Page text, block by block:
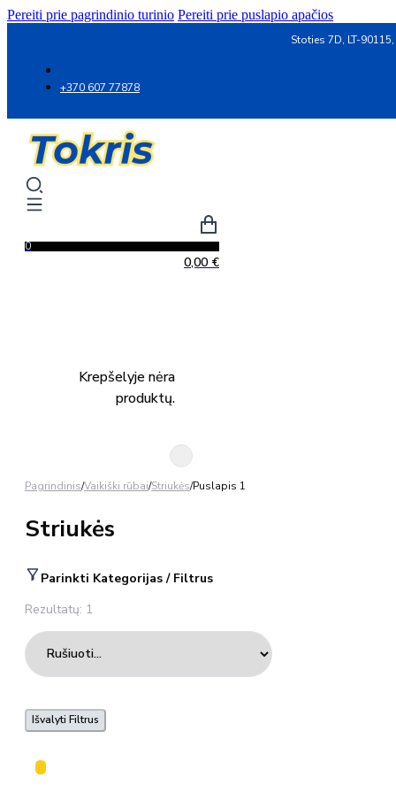
Pereiti prie pagrindinio turinio Pereiti prie puslapio apačios
Stoties 7D, LT-
+370 607 77878
0
0,00 €
Krepšelyje nėra
produktų.
Pagrindinis/Vaikiški rūbai/Striukės/Puslapis 1
Striukės
Parinkti Kategorijas / Filtrus
Rezultatų: 1
Išvalyti Filtrus